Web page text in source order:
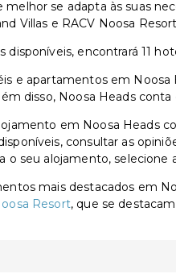
melhor se adapta às suas
Villas e RACV Noosa
disponíveis, encontrará 11
e apartamentos em Noosa
disso, Noosa Heads
em Noosa Heads
consultar as
o seu alojamento,
mais destacados em
Resort, que se